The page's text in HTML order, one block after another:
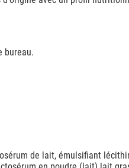
bureau.
de lait, émulsifiant